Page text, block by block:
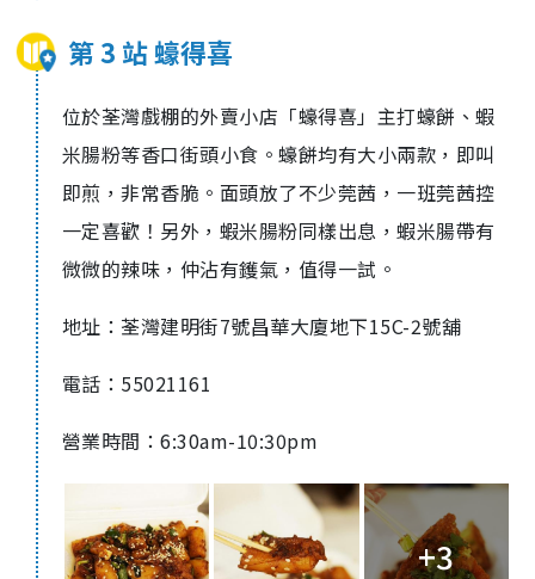
第 3 站 蠔得喜
位於荃灣戲棚的外賣小店「蠔得喜」主打蠔餅、蝦
米腸粉等香口街頭小食。蠔餅均有大小兩款，即叫
即煎，非常香脆。面頭放了不少莞茜，一班莞茜控
一定喜歡！另外，蝦米腸粉同樣出息，蝦米腸帶有
微微的辣味，仲沾有鑊氣，值得一試。
地址：荃灣建明街7號昌華大廈地下15C-2號舖
電話：55021161
營業時間：6:30am-10:30pm
+3